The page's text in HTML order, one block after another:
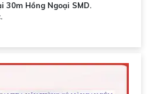
30m Hồng Ngoại SMD.